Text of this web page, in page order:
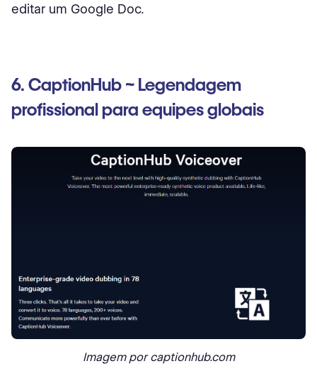
editar um Google Doc.
6. CaptionHub ~ Legendagem
profissional para equipes globais
Imagem por captionhub.com